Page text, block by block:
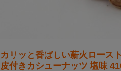
カリッと香ばしい薪火ロースト
皮付きカシューナッツ 塩味